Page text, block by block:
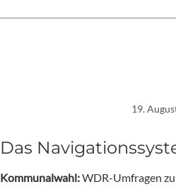
19.
Das
Kommunalwahl:WDR-Umfragen zu